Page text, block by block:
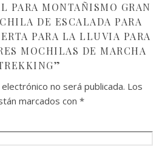
PARA MONTAÑISMO GRAN
DE ESCALADA PARA
PARA LA LLUVIA PARA
MOCHILAS DE MARCHA
no será publicada. Los
marcados con *